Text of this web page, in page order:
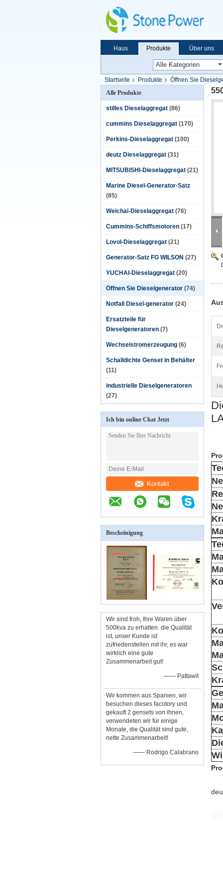
Haus Produkte Über uns
Startseite Produkte
Öffnen Sie
Alle Produkte
stilles Dieselaggregat (86)
cummins Dieselaggregat (170)
Perkins-Dieselaggregat (100)
deutz Dieselaggregat (31)
MITSUBISHI-Dieselaggregat (21)
Marine Diesel-Generator-Satz
(85)
Weichai-Dieselaggregat (76)
Cummins-Schiffsmotoren (17)
Lovol-Dieselaggregat (21)
Generator-Satz FG WILSON (27)
YUCHAI-Dieselaggregat (20)
Öffnen Sie Dieselgenerator (74)
Notfall Diesel-generator (24)
Ersatzteile für
Dieselgeneratoren (7)
Wechselstromerzeugung (6)
Schalldichte Genset in Behälter
(11)
industrielle Dieselgeneratoren
(27)
Ich bin online Chat Jetzt
Kontakt
Bescheinigung
Wir sind froh, Ihre Waren über
500kva zu erhalten. die Qualität
ist, unser Kunde ist
zufriedenstellen mit ihr, es war
wirklich eine gute
Zusammenarbeit gut!
—— Pattawit
Wir kommen aus Spanien, wir
besuchen dieses facotory und
gekauft 2 gensets von ihnen,
verwendeten wir für einige
Monate, die Qualität sind gute,
nette Zusammenarbeit!
—— Rodrigo Calabrano